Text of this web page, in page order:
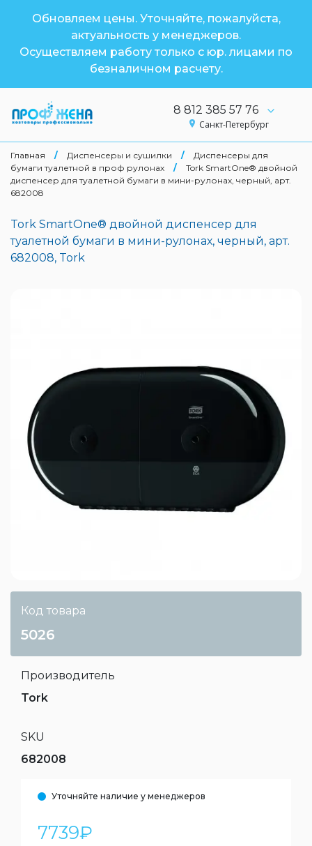
Обновляем цены. Уточняйте, пожалуйста,
актуальность у менеджеров.
Осуществляем работу только с юр. лицами по
безналичном расчету.
8 812 385 57 76
Санкт-Петербург
Главная / Диспенсеры и сушилки /
Диспенсеры для
бумаги туалетной в проф рулонах
/
Tork SmartOne® двойной
диспенсер для туалетной бумаги в мини-рулонах, черный, арт.
682008
Tork SmartOne® двойной диспенсер для
туалетной бумаги в мини-рулонах, черный, арт.
682008, Tork
Код товара
5026
Производитель
Tork
SKU
682008
Уточняйте наличие у менеджеров
7739₽